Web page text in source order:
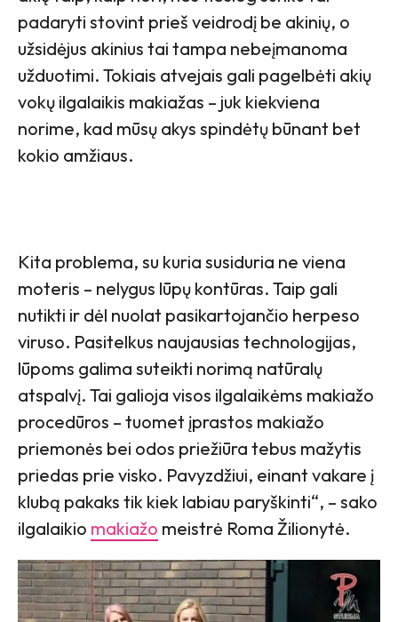
padaryti stovint prieš veidrodį be akinių, o
užsidėjus akinius tai tampa nebeįmanoma
užduotimi. Tokiais atvejais gali pagelbėti akių
vokų ilgalaikis makiažas – juk kiekviena
norime, kad mūsų akys spindėtų būnant bet
kokio amžiaus.
Kita problema, su kuria susiduria ne viena
moteris – nelygus lūpų kontūras. Taip gali
nutikti ir dėl nuolat pasikartojančio herpeso
viruso. Pasitelkus naujausias technologijas,
lūpoms galima suteikti norimą natūralų
atspalvį. Tai galioja visos ilgalaikėms makiažo
procedūros – tuomet įprastos makiažo
priemonės bei odos priežiūra tebus mažytis
priedas prie visko. Pavyzdžiui, einant vakare į
klubą pakaks tik kiek labiau paryškinti“, – sako
ilgalaikio makiažo meistrė Roma Žilionytė.